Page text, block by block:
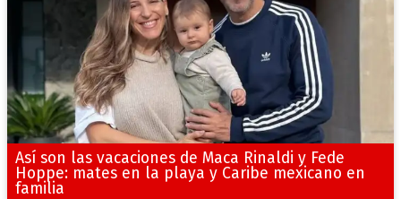
Así son las vacaciones de Maca Rinaldi y Fede
Hoppe: mates en la playa y Caribe mexicano en
familia